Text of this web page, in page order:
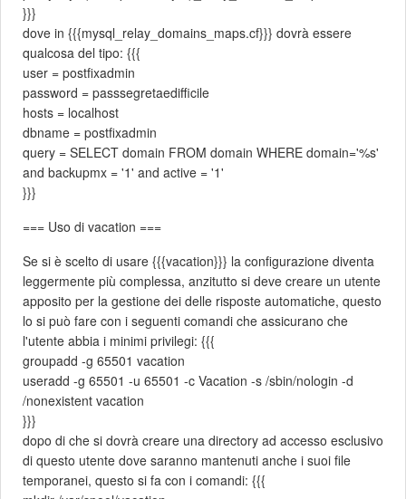
}}}
dove in {{{mysql_relay_domains_maps.cf}}} dovrà essere
qualcosa del tipo: {{{
user = postfixadmin
password = passsegretaedifficile
hosts = localhost
dbname = postfixadmin
query = SELECT domain FROM domain WHERE domain='%s'
and backupmx = '1' and active = '1'
}}}
=== Uso di vacation ===
Se si è scelto di usare {{{vacation}}} la configurazione diventa
leggermente più complessa, anzitutto si deve creare un utente
apposito per la gestione dei delle risposte automatiche, questo
lo si può fare con i seguenti comandi che assicurano che
l'utente abbia i minimi privilegi: {{{
groupadd -g 65501 vacation
useradd -g 65501 -u 65501 -c Vacation -s /sbin/nologin -d
/nonexistent vacation
}}}
dopo di che si dovrà creare una directory ad accesso esclusivo
di questo utente dove saranno mantenuti anche i suoi file
temporanei, questo si fa con i comandi: {{{